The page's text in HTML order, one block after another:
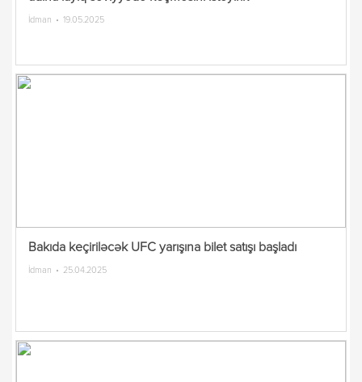
İdman 19.05.2025
Bakıda keçiriləcək UFC yarışına bilet satışı başladı
İdman 25.04.2025